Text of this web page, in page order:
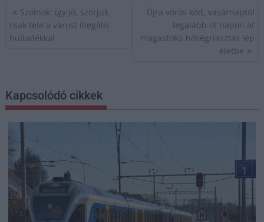
Bejegyzés
navigáció
Szolnok: így jó, szórjuk
csak tele a várost illegális
hulladékkal
Újra vörös kód, vasárnaptól
legalább öt napon át
magasfokú hőségriasztás lép
életbe
Kapcsolódó cikkek